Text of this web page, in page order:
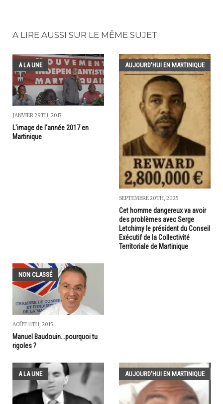
A LIRE AUSSI SUR LE MÊME SUJET
A LA UNE
JANVIER 29TH, 2017
L'image de l'année 2017 en
Martinique
AUJOURD'HUI EN MARTINIQUE
SEPTEMBRE 20TH, 2025
Cet homme dangereux va avoir
des problèmes avec Serge
Letchimy le président du Conseil
Exécutif de la Collectivité
Territoriale de Martinique
NON CLASSÉ
AOÛT 11TH, 2015
Manuel Baudouin...pourquoi tu
rigoles ?
A LA UNE AUJOURD'HUI EN MARTINIQUE